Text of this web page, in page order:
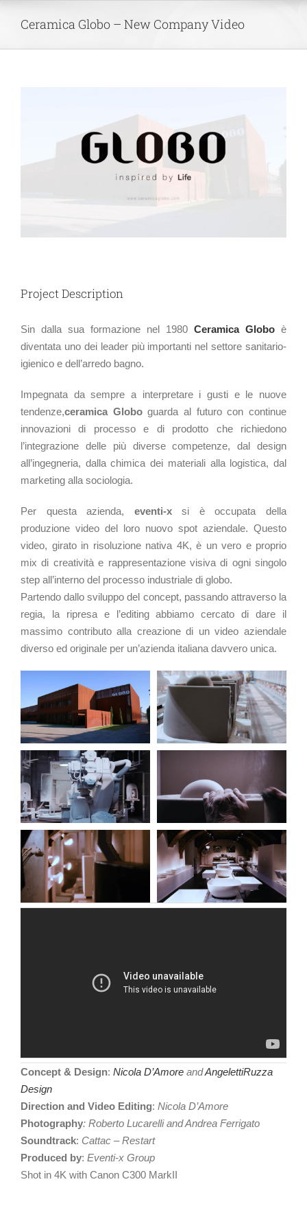
Ceramica Globo – New Company Video
Project Description
Sin dalla sua formazione nel 1980 Ceramica Globo è
diventata uno dei leader più importanti nel settore sanitario-
igienico e dell’arredo bagno.
Impegnata da sempre a interpretare i gusti e le nuove
tendenze,ceramica Globoguarda al futuro con continue
innovazioni di processo e di prodotto che richiedono
l’integrazione delle più diverse competenze, dal design
all’ingegneria, dalla chimica dei materiali alla logistica, dal
marketing alla sociologia.
Per questa azienda, eventi-xsi è occupata della
produzione video del loro nuovo spot aziendale. Questo
video, girato in risoluzione nativa 4K, è un vero e proprio
mix di creatività e rappresentazione visiva di ogni singolo
step all’interno del processo industriale di globo.
Partendo dallo sviluppo del concept, passando attraverso la
regia, la ripresa e l’editing abbiamo cercato di dare il
massimo contributo alla creazione di un video aziendale
diverso ed originale per un’azienda italiana davvero unica.
Concept & Design: Nicola D’Amore andAngelettiRuzza
Design
Direction and Video Editing: Nicola D’Amore
Photography: Roberto Lucarelli and Andrea Ferrigato
Soundtrack: Cattac – Restart
Produced by: Eventi-x Group
Shot in 4K with Canon C300 MarkII